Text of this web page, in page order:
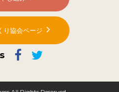
り協会ページ